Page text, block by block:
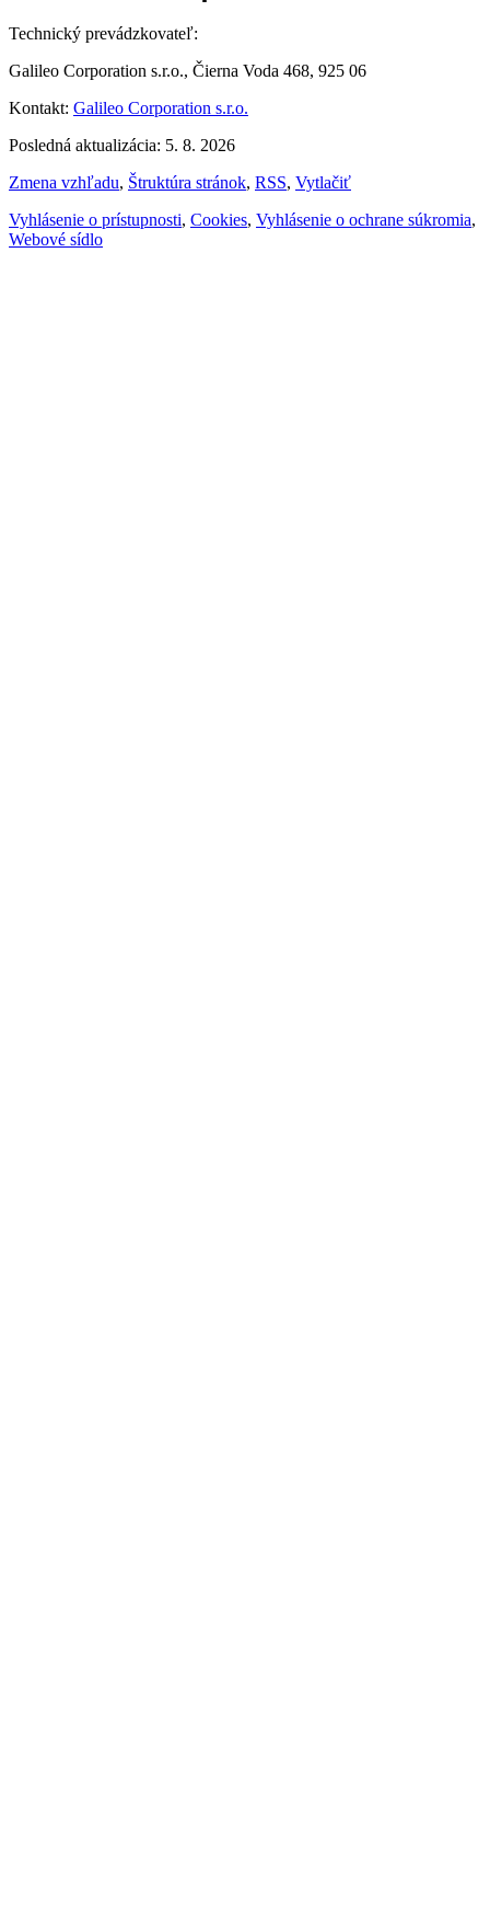
Technický prevádzkovateľ:
Galileo Corporation s.r.o., Čierna Voda 468, 925 06
Kontakt: Galileo Corporation s.r.o.
Posledná aktualizácia: 5. 8. 2026
Zmena vzhľadu, Štruktúra stránok, RSS, Vytlačiť
Vyhlásenie o prístupnosti, Cookies, Vyhlásenie o ochrane súkromia,
Webové sídlo